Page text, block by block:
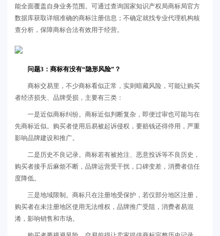
能全面覆盖自身业务范围。可通过查询国家知识产权局商标局官方
数据库获取详细准确的商标注册信息；不确定就找专业代理机构核
查分析，保障商标合法有效用于经营。
问题3：商标有没有“隐形风险”？
商标交易里，不少商标看似正常，实则暗藏风险，可能让购买
者经济损失、品牌受损，主要有三类：
一是近似商标纠纷。商标近似判断复杂，即便过审也可能与在
先商标近似。购买者使用后易被起诉侵权，要赔钱还得停用，严重
影响品牌建设和推广。
二是历史不良记录。商标若有被抢注、恶意投诉等不良历史，
购买者接手后麻烦不断，品牌运营受干扰，口碑变差，消费者信任
度降低。
三是地域限制。商标只在注册地受保护，若仅部分地区注册，
购买者在未注册地区使用无法维权，品牌推广受阻，消费者易混
淆，影响销售和市场。